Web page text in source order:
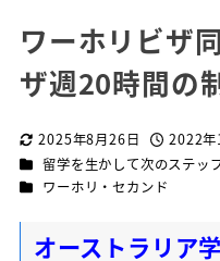
ワーホリビザ
ザ週20時間の
更新日2025年8月26日 投稿日2022年
カテゴリー
留学を生かして次のステッ
カテゴリー
ワーホリ・セカンド
オーストラリア